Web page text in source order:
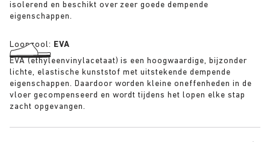
isolerend en beschikt over zeer goede dempende
eigenschappen.
Loopzool: EVA
EVA (ethyleenvinylacetaat) is een hoogwaardige, bijzonder
lichte, elastische kunststof met uitstekende dempende
eigenschappen. Daardoor worden kleine oneffenheden in de
vloer gecompenseerd en wordt tijdens het lopen elke stap
zacht opgevangen.